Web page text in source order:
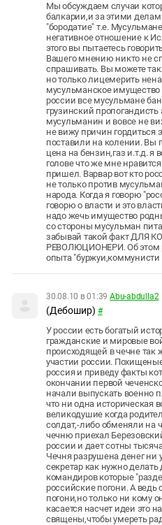
Мы обсуждаем случаи
балкарии,и за этими
"бородатие" т.е.
негативное отношение к
этого вы пытаетесь
Вашего мнению никто не
спрашивать. Вы можете
но только лицемерить
мусульманское имущество
россии все мусульмане
грузинский
мусульманин и вовсе не
не вижу причин гордиться
поставили на колении. Вы
цена на бензин,газ и.т.д. я
голове что же мне
пришел. Варвар вот кто
не только против
народа. Когда я говорю
говорю о власти и это
надо жечь имущество
со стороны мусульман
забывай такой факт ДЛЯ
РЕВОЛЮЦИОНЕРИ. Об этом
опыта "буржуи,коммунисти
30.08.10 в 01:39 Abu-abdulla2
(Дебошир) #
У россии есть богатый
гражданские и мировые
происходящей в чечне
участии россии.
россия и приведу факты
окончании первой
начали выпускать военно
что ни одна историческая
великодушие когда
солдат,-либо обменяли на
чечню приехал
россии и дает сотны
Чечня разрушена денег ни
секретар как нужно делать
командиров которые
российские погони. А ведь
погони,но только ни кому
касается насчет идеи это
священы,чтобы умереть